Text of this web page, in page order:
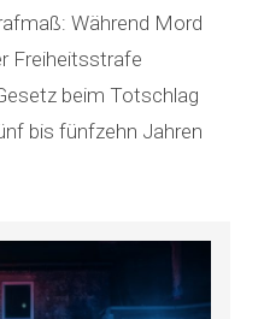
Während Mord
Freiheitsstrafe
beim Totschlag
bis fünfzehn Jahren